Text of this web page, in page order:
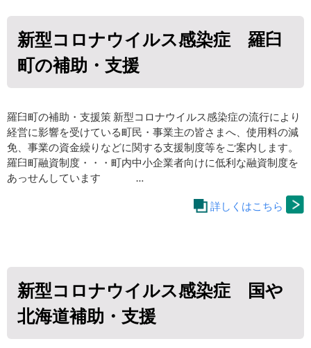
新型コロナウイルス感染症 羅臼
町の補助・支援
羅臼町の補助・支援策 新型コロナウイルス感染症の流行により
経営に影響を受けている町民・事業主の皆さまへ、使用料の減
免、事業の資金繰りなどに関する支援制度等をご案内します。
羅臼町融資制度・・・町内中小企業者向けに低利な融資制度を
あっせんしています …
詳しくはこちら
新型コロナウイルス感染症 国や
北海道補助・支援